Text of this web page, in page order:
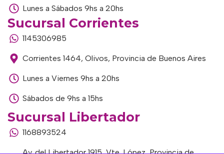
Lunes a Sábados 9hs a 20hs
Sucursal Corrientes
1145306985
Corrientes 1464, Olivos, Provincia de Buenos Aires
Lunes a Viernes 9hs a 20hs
Sábados de 9hs a 15hs
Sucursal Libertador
1168893524